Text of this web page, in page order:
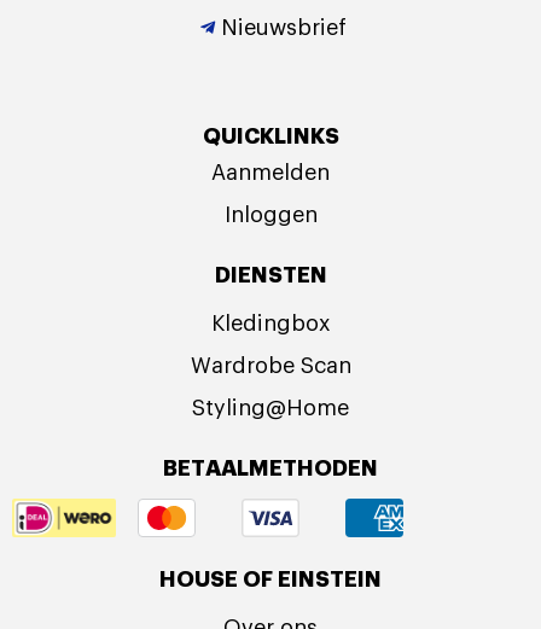
Nieuwsbrief
QUICKLINKS
Aanmelden
Inloggen
DIENSTEN
Kledingbox
Wardrobe Scan
Styling@Home
BETAALMETHODEN
HOUSE OF EINSTEIN